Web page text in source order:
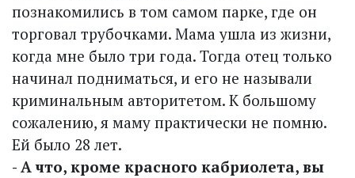
познакомились в том самом парке, где он
торговал трубочками. Мама ушла из жизни,
когда мне было три года. Тогда отец только
начинал подниматься, и его не называли
криминальным авторитетом. К большому
сожалению, я маму практически не помню.
Ей было 28 лет.
- А что, кроме красного кабриолета, вы